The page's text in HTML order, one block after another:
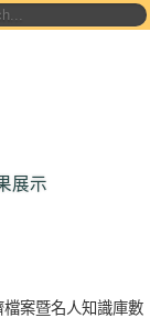
展示
案暨名人知識庫數